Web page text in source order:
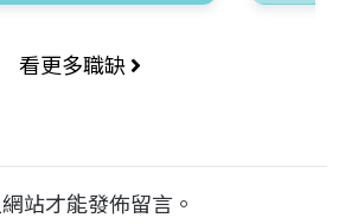
看更多職缺
網站才能發佈留言。